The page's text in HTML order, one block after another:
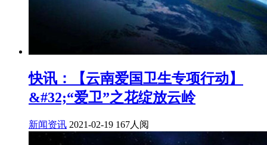
快讯：【云南爱国卫生专项行动】
&#32;“爱卫”之花绽放云岭
新闻资讯 2021-02-19 167人阅